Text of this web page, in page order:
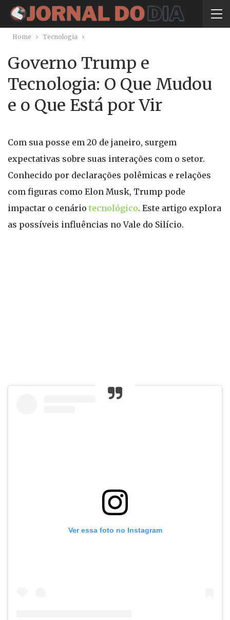
Home Tecnologia
Governo Trump e
Tecnologia: O Que Mudou
e o Que Está por Vir
Com sua posse em 20 de janeiro, surgem
expectativas sobre suas interações com o setor.
Conhecido por declarações polêmicas e relações
com figuras como Elon Musk, Trump pode
impactar o cenário tecnológico. Este artigo explora
as possíveis influências no Vale do Silício.
Ver essa foto no Instagram